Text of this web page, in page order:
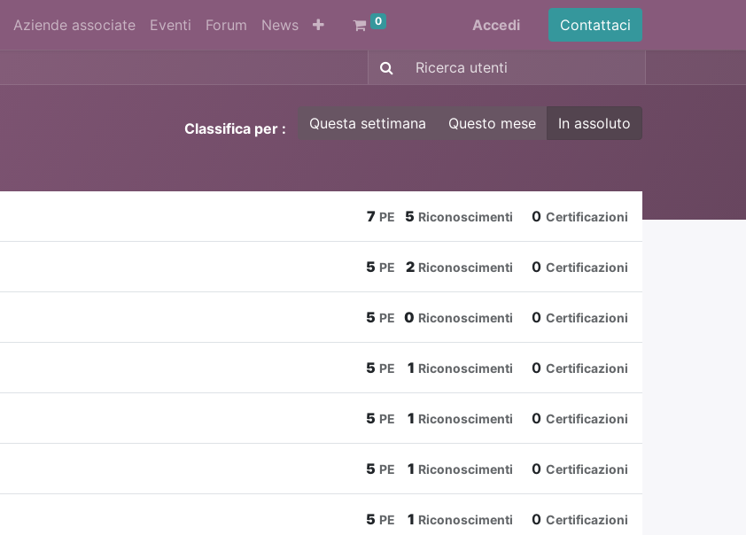
Aziende associate Eventi Forum News 0 Accedi Contattaci
Classifica per : Questa settimana Questo mese In assoluto
7 PE 5 Riconoscimenti 0 Certificazioni
5 PE 2 Riconoscimenti 0 Certificazioni
5 PE 0 Riconoscimenti 0 Certificazioni
5 PE 1 Riconoscimenti 0 Certificazioni
5 PE 1 Riconoscimenti 0 Certificazioni
5 PE 1 Riconoscimenti 0 Certificazioni
5 PE 1 Riconoscimenti 0 Certificazioni